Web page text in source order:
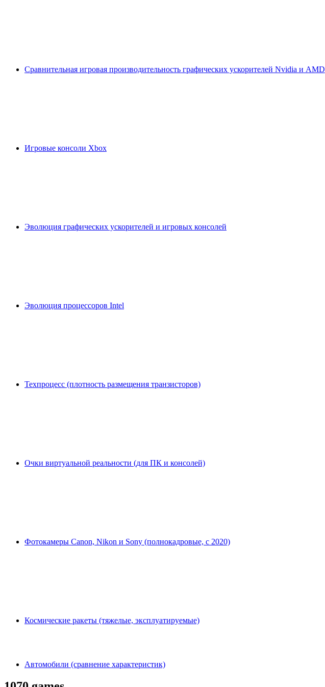
Сравнительная игровая производительность графических ускорителей Nvidia и AMD
Игровые консоли Xbox
Эволюция графических ускорителей и игровых консолей
Эволюция процессоров Intel
Техпроцесс (плотность размещения транзисторов)
Очки виртуальной реальности (для ПК и консолей)
Фотокамеры Canon, Nikon и Sony (полнокадровые, с 2020)
Космические ракеты (тяжелые, эксплуатируемые)
Автомобили (сравнение характеристик)